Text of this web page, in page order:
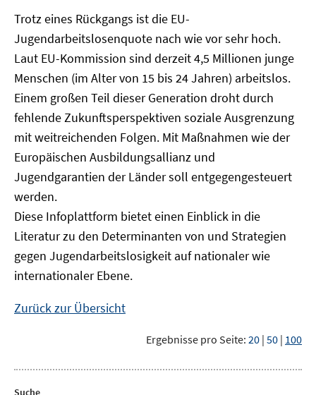
Trotz eines Rückgangs ist die EU-
Jugendarbeitslosenquote nach wie vor sehr hoch.
Laut EU-Kommission sind derzeit 4,5 Millionen junge
Menschen (im Alter von 15 bis 24 Jahren) arbeitslos.
Einem großen Teil dieser Generation droht durch
fehlende Zukunftsperspektiven soziale Ausgrenzung
mit weitreichenden Folgen. Mit Maßnahmen wie der
Europäischen Ausbildungsallianz und
Jugendgarantien der Länder soll entgegengesteuert
werden.
Diese Infoplattform bietet einen Einblick in die
Literatur zu den Determinanten von und Strategien
gegen Jugendarbeitslosigkeit auf nationaler wie
internationaler Ebene.
Zurück zur Übersicht
Ergebnisse pro Seite: 20 | 50 | 100
Suche